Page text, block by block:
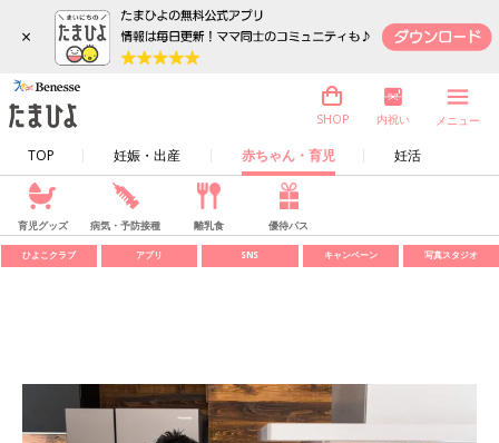
×
TOP 妊娠・出産 赤ちゃん・育児 妊活
SHOP 内祝い メニュー
育児グッズ 病気・予防接種 離乳食 優待パス
ひよこクラブ アプリ SNS キャンペーン 写真スタジオ